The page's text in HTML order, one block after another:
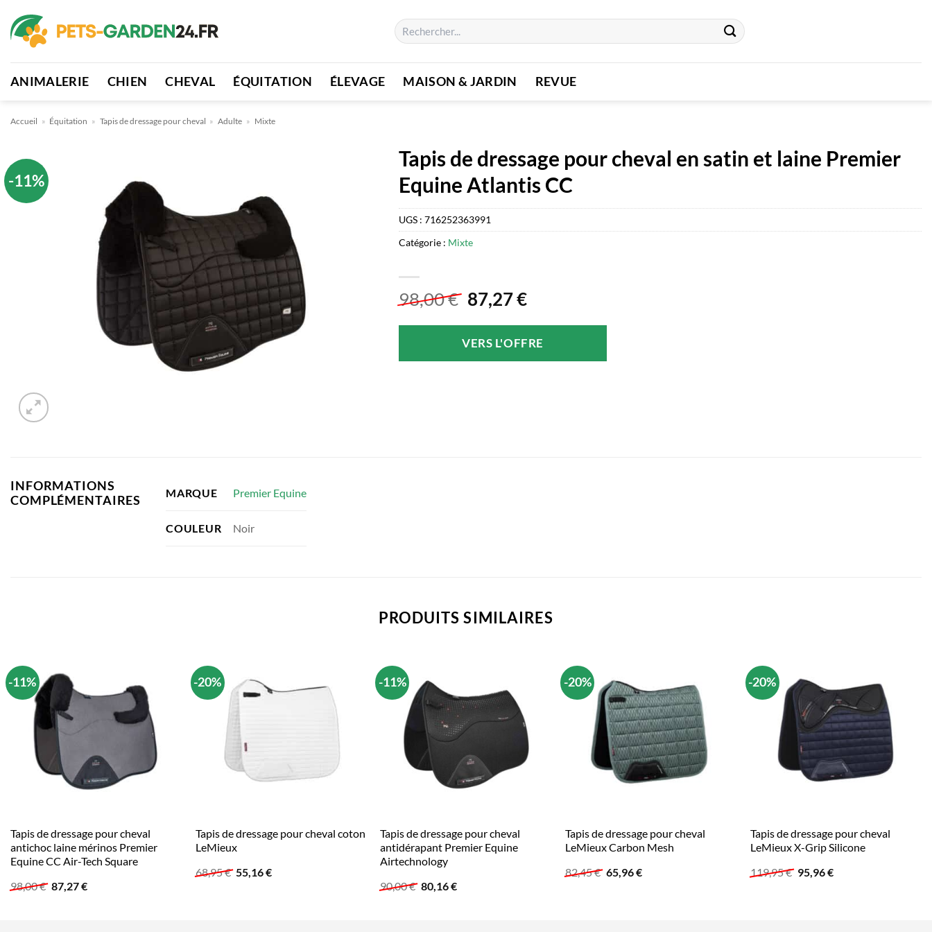
au
contenu
Recherche
pour :
ANIMALERIE CHIEN CHEVAL ÉQUITATION ÉLEVAGE MAISON & JARDIN REVUE
Accueil » Équitation » Tapis de dressage pour cheval » Adulte » Mixte
-11%
Tapis de dressage pour cheval en satin et laine Premier
Equine Atlantis CC
98,00€ Le
initial
était :
87,27€Le
actuel
est :
VERS L'OFFRE
UGS : 716252363991
Catégorie : Mixte
INFORMATIONS
COMPLÉMENTAIRES
MARQUE Premier Equine
COULEUR Noir
PRODUITS SIMILAIRES
-11%
Tapis de dressage pour cheval
antichoc laine mérinos Premier
Equine CC Air-Tech Square
98,00€ Le
prix
87,27€Le
-20%
Tapis de dressage pour cheval coton
LeMieux
68,95€ Le
prix
55,16€Le
-11%
Tapis de dressage pour cheval
antidérapant Premier Equine
Airtechnology
90,00€ Le
prix
80,16€Le
-20%
Tapis de dressage pour cheval
LeMieux Carbon Mesh
82,45€ Le
prix
65,96€Le
-20%
Tapis de dressage pour cheval
LeMieux X-Grip Silicone
119,95€ Le
prix
95,96€Le